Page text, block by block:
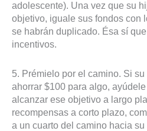
adolescente). Una vez que su
objetivo, iguale sus fondos con
se habrán duplicado. Ésa sí
incentivos.
5. Prémielo por el camino. Si
ahorrar $100 para algo,
alcanzar ese objetivo a largo
recompensas a corto plazo,
a un cuarto del camino hacia